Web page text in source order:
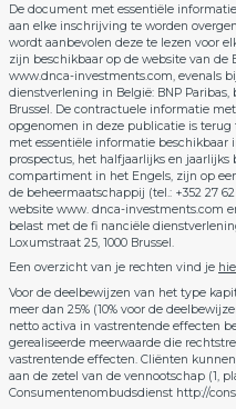
De document met essentiële
aan elke inschrijving te worden
wordt aanbevolen deze te lezen voor
zijn beschikbaar op de website van de
www.dnca-investments.com, evenals
dienstverlening in België: BNP Paribas,
Brussel. De contractuele informatie
opgenomen in deze publicatie is
met essentiële informatie beschikbaar
prospectus, het halfjaarlijks en
compartiment in het Engels, zijn op
de beheermaatschappij (tel.: +352 27
website www. dnca-investments.com
belast met de fi nanciële
Loxumstraat 25, 1000 Brussel.
Een overzicht van je rechten vind je
Voor de deelbewijzen van het type
meer dan 25% (10% voor de
netto activa in vastrentende effecten
gerealiseerde meerwaarde die
vastrentende effecten. Cliënten
aan de zetel van de vennootschap (1,
Consumentenombudsdienst http://